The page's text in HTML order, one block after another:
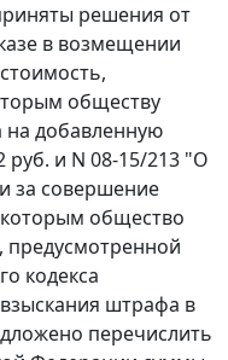
решения от
в возмещении
обществу
на добавленную
руб. и N 08-15/213 "О
за совершение
общество
предусмотренной
кодекса
штрафа в
перечислить